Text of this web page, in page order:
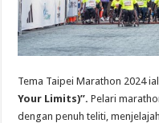
Tema Taipei Marathon 2024
Your Limits)”. Pelari
dengan penuh teliti,